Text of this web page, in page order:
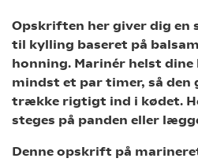
Opskriften her giver dig en
til kylling baseret på
honning. Marinér helst
mindst et par timer, så den
trække rigtigt ind i kødet.
steges på panden eller
Denne opskrift på